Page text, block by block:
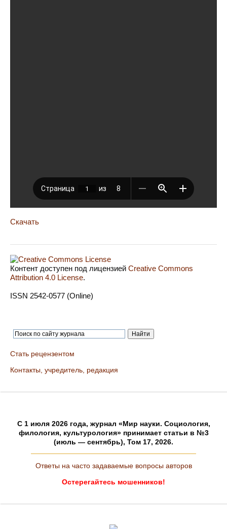
Скачать
Контент доступен под лицензией Creative Commons
Attribution 4.0 License.
ISSN 2542-0577 (Online)
Стать рецензентом
Контакты, учредитель, редакция
C 1 июля 2026 года, журнал «Мир науки. Социология,
филология, культурология» принимает статьи в №3
(июль — сентябрь), Том 17, 2026.
Ответы на часто задаваемые вопросы авторов
Остерегайтесь мошенников!